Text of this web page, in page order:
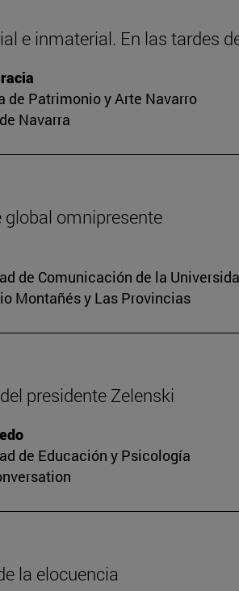
e inmaterial. En las tardes
de Patrimonio y Arte Navarro
Navarra
global omnipresente
de Comunicación de la
Montañés y Las Provincias
presidente Zelenski
de Educación y Psicología
la elocuencia